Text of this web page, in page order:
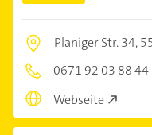
Planiger Str. 34,
0671 92 03 88 44
Webseite